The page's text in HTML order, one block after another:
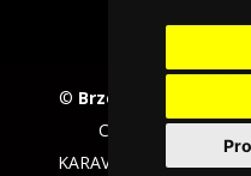
© Brzepozajmice.com
Company :KD
KARAVELOV 2,